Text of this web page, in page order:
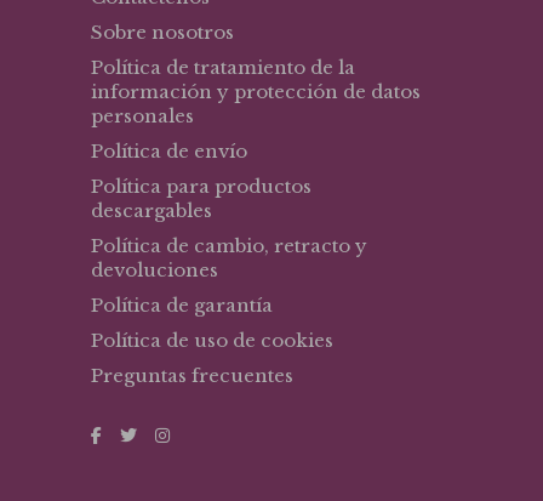
Sobre nosotros
Política de tratamiento de la
información y protección de datos
personales
Política de envío
Política para productos
descargables
Política de cambio, retracto y
devoluciones
Política de garantía
Política de uso de cookies
Preguntas frecuentes